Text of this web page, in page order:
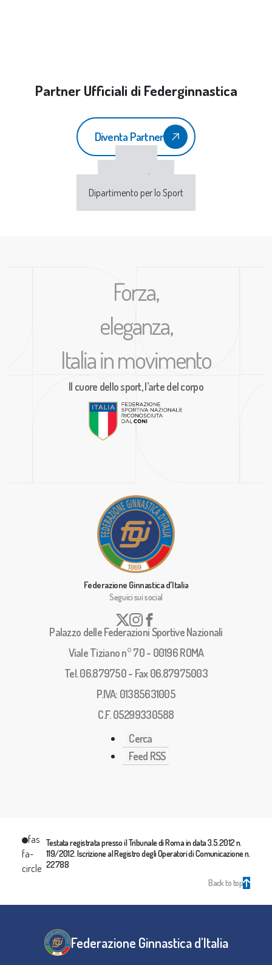
Partner Ufficiali di Federginnastica
Diventa Partner
Sport e Salute
Dipartimento per lo Sport
Forza,
eleganza,
Italia in movimento
Il cuore dello sport, l’arte del corpo
Federazione Ginnastica d'Italia
Seguici sui social
Palazzo delle Federazioni Sportive Nazionali
Viale Tiziano n° 70 - 00196 ROMA
Tel. 06.879750 - Fax 06.87975003
P.IVA: 01385631005
C.F. 05299330588
Cerca
Feed RSS
fas
fa-
circle
Testata registrata presso il Tribunale di Roma in data 3.5.2012 n.
119/2012. Iscrizione al Registro degli Operatori di Comunicazione n.
22788
Back to top
Federazione Ginnastica d'Italia